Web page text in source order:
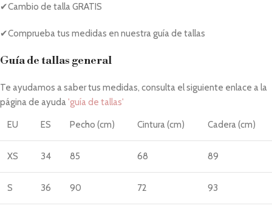
✔Cambio de talla GRATIS
✔Comprueba tus medidas en nuestra guía de tallas
Guía de tallas general
Te ayudamos a saber tus medidas, consulta el siguiente enlace a la
página de ayuda'guía de tallas'
EU ES Pecho (cm) Cintura (cm) Cadera (cm)
XS 34 85 68 89
S 36 90 72 93